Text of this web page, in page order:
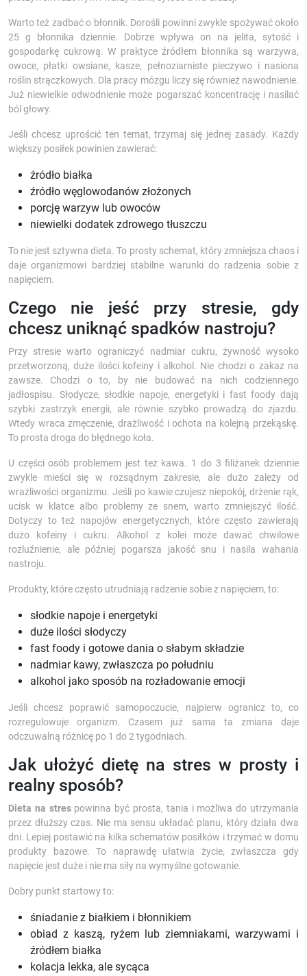
Warto też zadbać o błonnik. Dorośli powinni zwykle spożywać około
25 g błonnika dziennie. Dobrze wpływa on na jelita, sytość i
gospodarkę cukrową. W praktyce źródłem błonnika są warzywa,
owoce, płatki owsiane, kasze, pełnoziarniste pieczywo i nasiona
roślin strączkowych. Dla pracy mózgu liczy się również nawodnienie.
Już niewielkie odwodnienie może pogarszać koncentrację i nasilać
ból głowy.
Jeśli chcesz uprościć ten temat, trzymaj się jednej zasady. Każdy
większy posiłek powinien zawierać:
źródło białka
źródło węglowodanów złożonych
porcję warzyw lub owoców
niewielki dodatek zdrowego tłuszczu
To nie jest sztywna dieta. To prosty schemat, który zmniejsza chaos i
daje organizmowi bardziej stabilne warunki do radzenia sobie z
napięciem.
Czego nie jeść przy stresie, gdy
chcesz uniknąć spadków nastroju?
Przy stresie warto ograniczyć nadmiar cukru, żywność wysoko
przetworzoną, duże ilości kofeiny i alkohol. Nie chodzi o zakaz na
zawsze. Chodzi o to, by nie budować na nich codziennego
jadłospisu. Słodycze, słodkie napoje, energetyki i fast foody dają
szybki zastrzyk energii, ale równie szybko prowadzą do zjazdu.
Wtedy wraca zmęczenie, drażliwość i ochota na kolejną przekąskę.
To prosta droga do błędnego koła.
U części osób problemem jest też kawa. 1 do 3 filiżanek dziennie
zwykle mieści się w rozsądnym zakresie, ale dużo zależy od
wrażliwości organizmu. Jeśli po kawie czujesz niepokój, drżenie rąk,
ucisk w klatce albo problemy ze snem, warto zmniejszyć ilość.
Dotyczy to też napojów energetycznych, które często zawierają
dużo kofeiny i cukru. Alkohol z kolei może dawać chwilowe
rozluźnienie, ale później pogarsza jakość snu i nasila wahania
nastroju.
Produkty, które często utrudniają radzenie sobie z napięciem, to:
słodkie napoje i energetyki
duże ilości słodyczy
fast foody i gotowe dania o słabym składzie
nadmiar kawy, zwłaszcza po południu
alkohol jako sposób na rozładowanie emocji
Jeśli chcesz poprawić samopoczucie, najpierw ogranicz to, co
rozregulowuje organizm. Czasem już sama ta zmiana daje
odczuwalną różnicę po 1 do 2 tygodniach.
Jak ułożyć dietę na stres w prosty i
realny sposób?
Dieta na strespowinna być prosta, tania i możliwa do utrzymania
przez dłuższy czas. Nie ma sensu układać planu, który działa dwa
dni. Lepiej postawić na kilka schematów posiłków i trzymać w domu
produkty bazowe. To naprawdę ułatwia życie, zwłaszcza gdy
napięcie jest duże i nie ma siły na wymyślne gotowanie.
Dobry punkt startowy to:
śniadanie z białkiem i błonnikiem
obiad z kaszą, ryżem lub ziemniakami, warzywami i
źródłem białka
kolacja lekka, ale sycąca